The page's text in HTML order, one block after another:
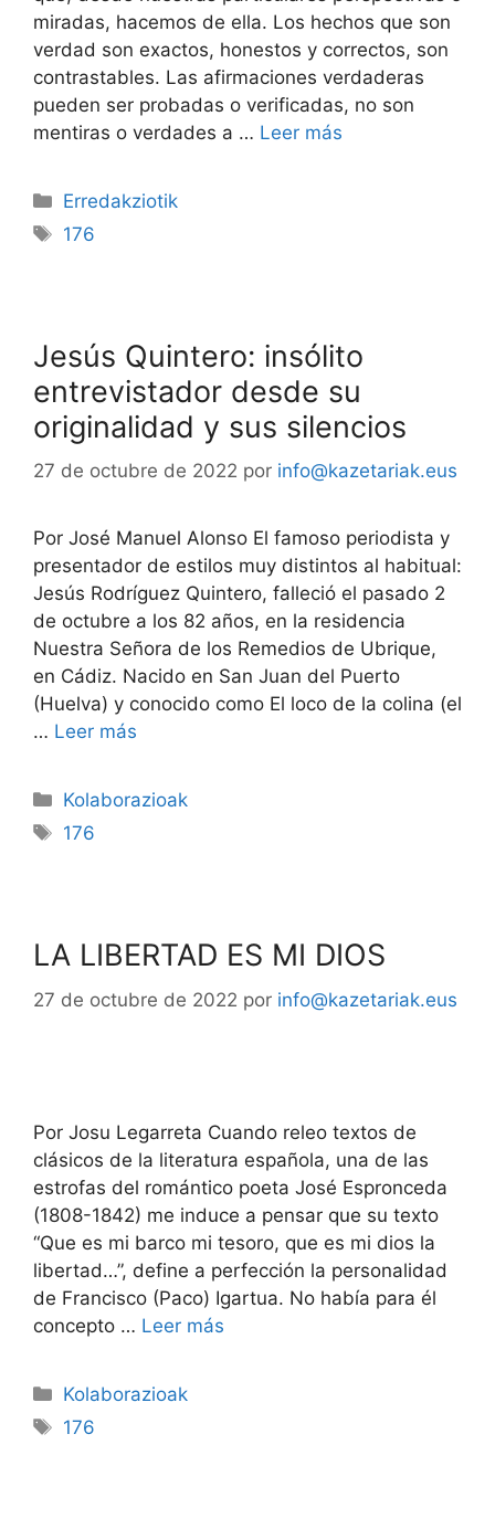
miradas, hacemos de ella. Los hechos que son
verdad son exactos, honestos y correctos, son
contrastables. Las afirmaciones verdaderas
pueden ser probadas o verificadas, no son
mentiras o verdades a … Leer más
Erredakziotik
176
Jesús Quintero: insólito
entrevistador desde su
originalidad y sus silencios
27 de octubre de 2022 por info@kazetariak.eus
Por José Manuel Alonso El famoso periodista y
presentador de estilos muy distintos al habitual:
Jesús Rodríguez Quintero, falleció el pasado 2
de octubre a los 82 años, en la residencia
Nuestra Señora de los Remedios de Ubrique,
en Cádiz. Nacido en San Juan del Puerto
(Huelva) y conocido como El loco de la colina (el
… Leer más
Kolaborazioak
176
LA LIBERTAD ES MI DIOS
27 de octubre de 2022 por info@kazetariak.eus
Por Josu Legarreta Cuando releo textos de
clásicos de la literatura española, una de las
estrofas del romántico poeta José Espronceda
(1808-1842) me induce a pensar que su texto
“Que es mi barco mi tesoro, que es mi dios la
libertad…”, define a perfección la personalidad
de Francisco (Paco) Igartua. No había para él
concepto … Leer más
Kolaborazioak
176